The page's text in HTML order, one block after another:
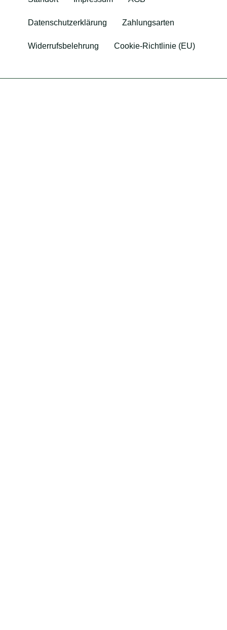
Datenschutzerklärung Zahlungsarten
Widerrufsbelehrung Cookie-Richtlinie (EU)